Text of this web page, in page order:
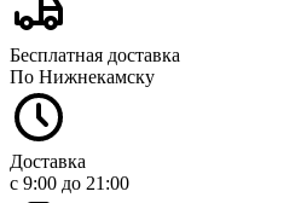
Бесплатная доставка
По Нижнекамску
Доставка
с 9:00 до 21:00